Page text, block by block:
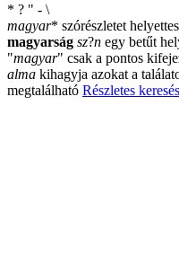
* ? " - \
magyar* szórészletet
magyarság sz?n egy betűt
"magyar" csak a pontos
alma kihagyja azokat a
megtalálható Részletes